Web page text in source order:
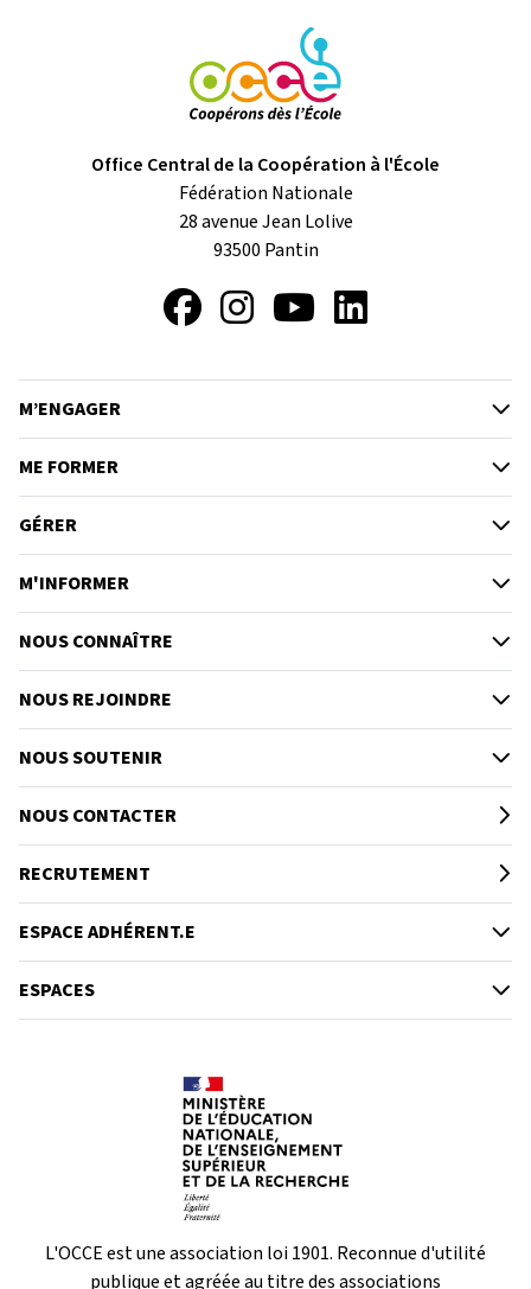
Office Central de la Coopération à l'École
Fédération Nationale
28 avenue Jean Lolive
93500 Pantin
FacebookInstagramYouTube
M’ENGAGER
ME FORMER
GÉRER
M'INFORMER
NOUS CONNAÎTRE
NOUS REJOINDRE
NOUS SOUTENIR
NOUS CONTACTER
RECRUTEMENT
ESPACE ADHÉRENT.E
ESPACES
L'OCCE est une association loi 1901. Reconnue d'utilité
publique et agréée au titre des associations